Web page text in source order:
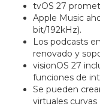
tvOS 27
Apple Music
bit/192kHz).
Los podcasts
renovado y
visionOS 27
funciones de
Se pueden
virtuales curvas